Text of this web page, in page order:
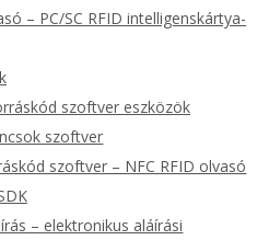
– PC/SC RFID intelligenskártya-
szoftver eszközök
szoftver
szoftver – NFC RFID olvasó
– elektronikus aláírási